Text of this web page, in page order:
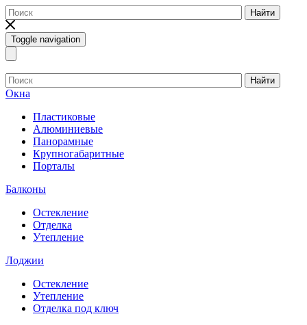
Найти
Toggle navigation
Найти
Окна
Пластиковые
Алюминиевые
Панорамные
Крупногабаритные
Порталы
Балконы
Остекление
Отделка
Утепление
Лоджии
Остекление
Утепление
Отделка под ключ